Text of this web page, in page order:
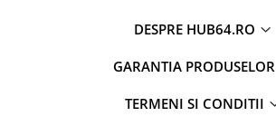
DESPRE HUB64.RO
GARANTIA PRODUSELOR
TERMENI SI CONDITII